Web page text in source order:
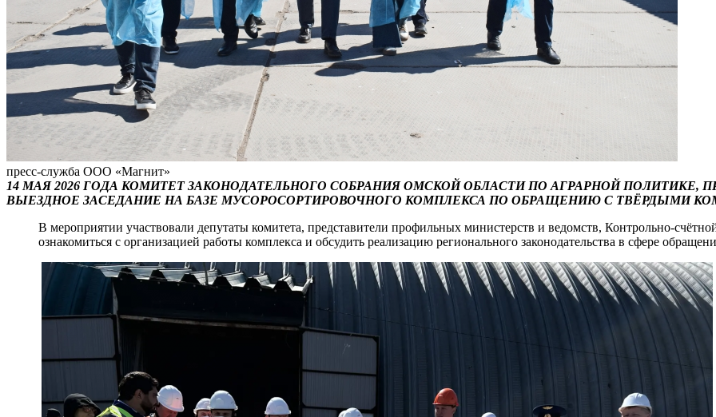
пресс-служба ООО «Магнит»
14 МАЯ 2026 ГОДА КОМИТЕТ ЗАКОНОДАТЕЛЬНОГО СОБРАНИЯ ОМСКОЙ ОБЛАСТИ ПО АГРАРНОЙ
ВЫЕЗДНОЕ ЗАСЕДАНИЕ НА БАЗЕ МУСОРОСОРТИРОВОЧНОГО КОМПЛЕКСА ПО ОБРАЩЕНИЮ С ТВЁРДЫМИ
В мероприятии участвовали депутаты комитета, представители профильных министерств и ведомств,
ознакомиться с организацией работы комплекса и обсудить реализацию регионального законодательства в сфере